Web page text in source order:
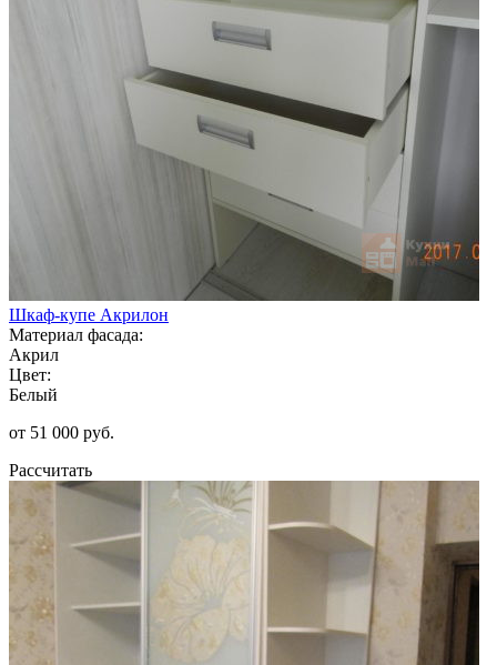
Шкаф-купе Акрилон
Материал фасада:
Акрил
Цвет:
Белый
от 51 000 руб.
Рассчитать